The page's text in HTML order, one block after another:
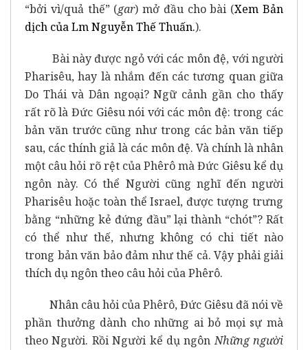
“bởi vì/quả thế” (gar) mở đầu cho bài (Xem Bản
dịch của Lm Nguyễn ThếThuấn.).
Bài này được ngỏ với các môn đệ, với người
Pharisêu, hay là nhắm đến các tương quan giữa
Do Thái và Dân ngoại? Ngữ cảnh gần cho thấy
rất rõ là Đức Giêsu nói với các môn đệ: trong các
bản văn trước cũng như trong các bản văn tiếp
sau, các thính giả là các môn đệ. Và chính là nhân
một câu hỏi rõ rệt của Phêrô mà Đức Giêsu kể dụ
ngôn này. Có thể Người cũng nghĩ đến người
Pharisêu hoặc toàn thể Israel, được tượng trưng
bằng “những kẻ đứng đầu” lại thành “chót”? Rất
có thể như thế, nhưng không có chi tiết nào
trong bản văn bảo đảm như thế cả. Vậy phải giải
thích dụ ngôn theo câu hỏi của Phêrô.
Nhân câu hỏi của Phêrô, Đức Giêsu đã nói về
phần thưởng dành cho những ai bỏ mọi sự mà
theo Người. Rồi Người kể dụ ngônNhững người